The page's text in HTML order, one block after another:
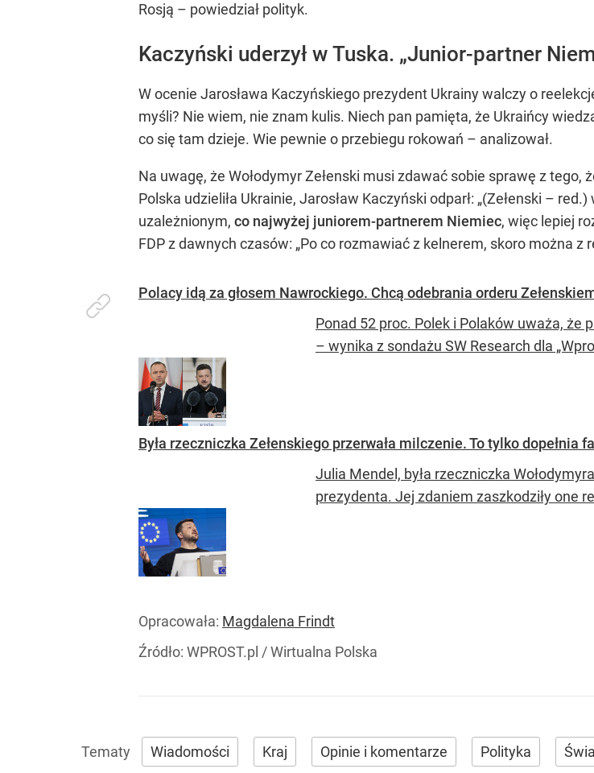
Rosją – powiedział polityk.
Kaczyński uderzył w Tuska. „Junior-partner
W ocenie Jarosława Kaczyńskiego prezydent Ukrainy walczy o
myśli? Nie wiem, nie znam kulis. Niech pan pamięta, że Ukraińcy
co się tam dzieje. Wie pewnie o przebiegu rokowań – analizował.
Na uwagę, że Wołodymyr Zełenski musi zdawać sobie sprawę z
Polska udzieliła Ukrainie, Jarosław Kaczyński odparł: „(Zełenski –
uzależnionym, co najwyżej juniorem-partnerem Niemiec, więc lepiej
FDP z dawnych czasów: „Po co rozmawiać z kelnerem, skoro można
Polacy idą za głosem Nawrockiego. Chcą odebrania orderu
Ponad 52 proc. Polek i Polaków uważa, że
– wynika z sondażu SW Research dla
Była rzeczniczka Zełenskiego przerwała milczenie. To tylko dopełnia
Julia Mendel, była rzeczniczka
prezydenta. Jej zdaniem zaszkodziły one
Opracowała: Magdalena Frindt
Źródło: WPROST.pl /Wirtualna Polska
Wiadomości Kraj Opinie i komentarze Polityka